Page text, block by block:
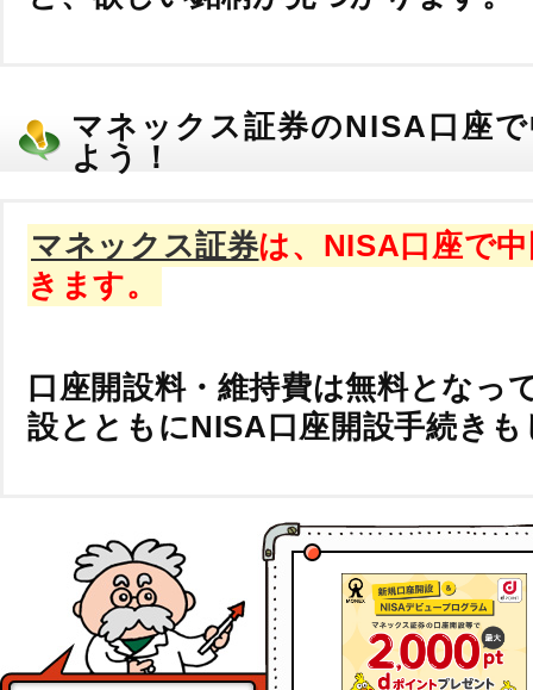
マネックス証券のNISA口座
よう！
マネックス証券は、NISA口座で
きます。
口座開設料・維持費は無料となっ
設とともにNISA口座開設手続き